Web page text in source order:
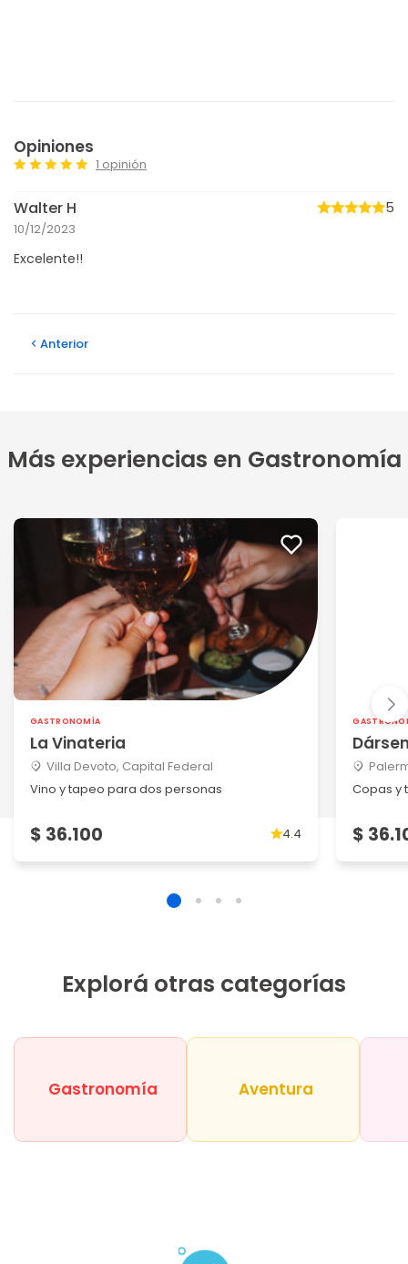
Opiniones
1 opinión
Walter H
10/12/2023
5
Excelente!!
Anterior
Más experiencias en Gastronomía
GASTRONOMÍA
La Vinateria
Villa Devoto, Capital Federal
Vino y tapeo para dos personas
$ 36.100 4.4
Copas y
$
Explorá otras categorías
Gastronomía Aventura